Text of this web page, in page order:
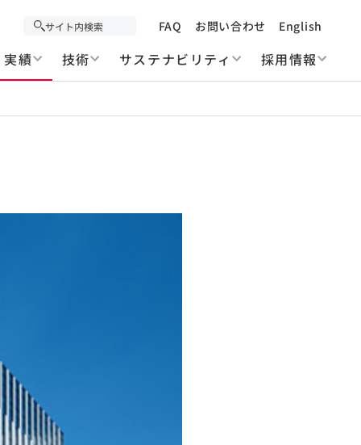
FAQ お問い合わせ English
実績 技術 サステナビリティ 採用情報